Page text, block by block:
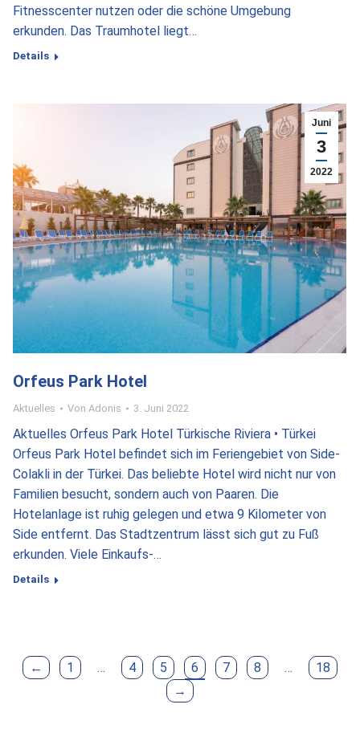
Fitnesscenter nutzen oder die schöne Umgebung
erkunden. Das Traumhotel liegt…
Details
Juni
3
2022
Orfeus Park Hotel
Aktuelles Von Adonis 3. Juni 2022
Aktuelles Orfeus Park Hotel Türkische Riviera • Türkei
Orfeus Park Hotel befindet sich im Feriengebiet von Side-
Colakli in der Türkei. Das beliebte Hotel wird nicht nur von
Familien besucht, sondern auch von Paaren. Die
Hotelanlage ist ruhig gelegen und etwa 9 Kilometer von
Side entfernt. Das Stadtzentrum lässt sich gut zu Fuß
erkunden. Viele Einkaufs-…
Details
← 1 … 4 5 6 7 8 …
18
→